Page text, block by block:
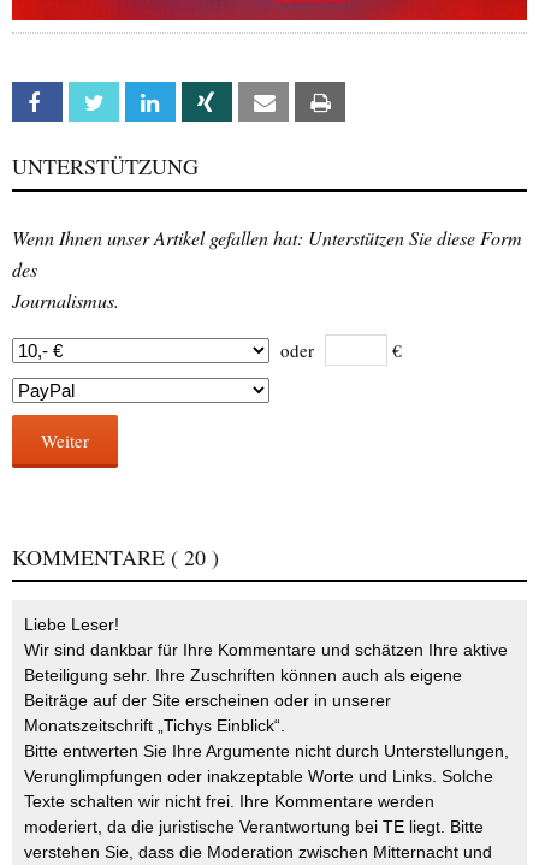
Facebook Twitter Linkedin Xing Email
UNTERSTÜTZUNG
Wenn Ihnen unser Artikel gefallen hat: Unterstützen Sie diese Form
des
Journalismus.
oder €
Weiter
KOMMENTARE ( 20 )
Liebe Leser!
Wir sind dankbar für Ihre Kommentare und schätzen Ihre aktive
Beteiligung sehr. Ihre Zuschriften können auch als eigene
Beiträge auf der Site erscheinen oder in unserer
Monatszeitschrift „Tichys Einblick“.
Bitte entwerten Sie Ihre Argumente nicht durch Unterstellungen,
Verunglimpfungen oder inakzeptable Worte und Links. Solche
Texte schalten wir nicht frei. Ihre Kommentare werden
moderiert, da die juristische Verantwortung bei TE liegt. Bitte
verstehen Sie, dass die Moderation zwischen Mitternacht und